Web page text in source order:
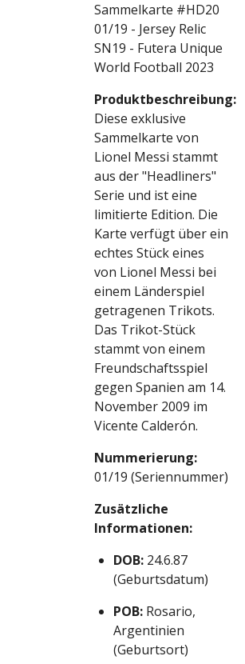
Sammelkarte #HD20
01/19 - Jersey Relic
SN19 - Futera Unique
World Football 2023
Produktbeschreibung:
Diese exklusive
Sammelkarte von
Lionel Messi stammt
aus der "Headliners"
Serie und ist eine
limitierte Edition. Die
Karte verfügt über ein
echtes Stück eines
von Lionel Messi bei
einem Länderspiel
getragenen Trikots.
Das Trikot-Stück
stammt von einem
Freundschaftsspiel
gegen Spanien am 14.
November 2009 im
Vicente Calderón.
Nummerierung:
01/19 (Seriennummer)
Zusätzliche
Informationen:
DOB: 24.6.87
(Geburtsdatum)
POB: Rosario,
Argentinien
(Geburtsort)